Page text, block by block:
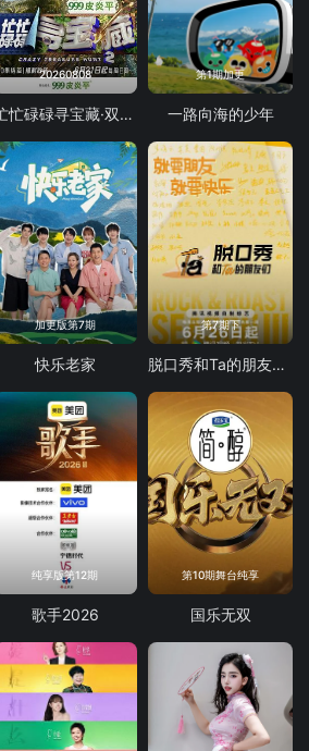
20260808
忙忙碌碌寻宝藏·双人成行季
第1期加更
一路向海的少年
加更版第7期
快乐老家
第7期下
脱口秀和Ta的朋友们 第三季
纯享版第12期
歌手2026
第10期舞台纯享
国乐无双